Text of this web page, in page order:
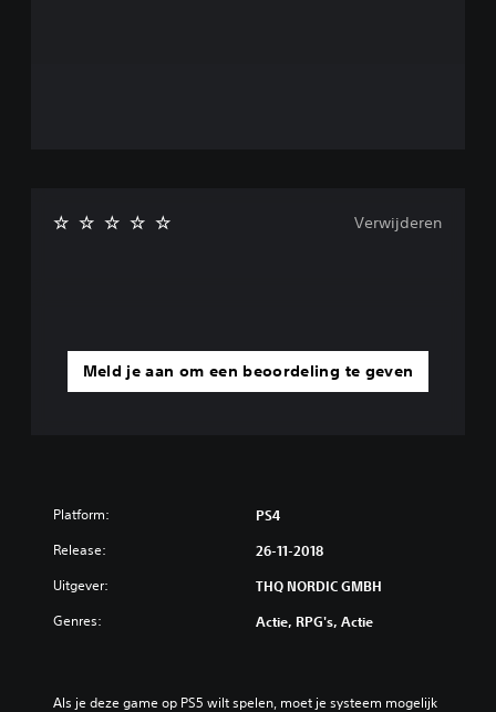
Meld je aan om een beoordeling te geven
Verwijderen
Platform: PS4
Release: 26-11-2018
Uitgever: THQ NORDIC GMBH
Genres: Actie, RPG's, Actie
Als je deze game op PS5 wilt spelen, moet je systeem mogelijk